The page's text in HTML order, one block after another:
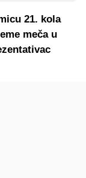
21. kola
meča u